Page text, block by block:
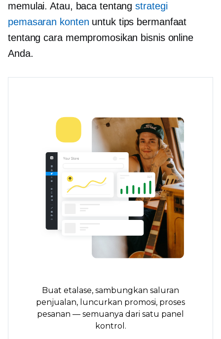
memulai. Atau, baca tentangstrategi
pemasaran konten untuk tips bermanfaat
tentang cara mempromosikan bisnis online
Anda.
Buat etalase, sambungkan saluran
penjualan, luncurkan promosi, proses
pesanan — semuanya dari satu panel
kontrol.